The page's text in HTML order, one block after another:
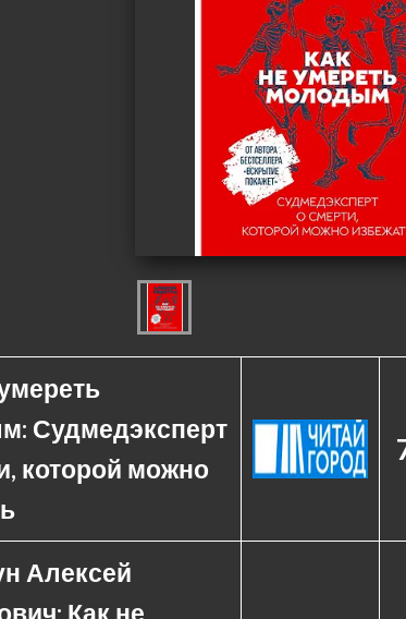
Судмедэксперт
которой можно
Алексей
Как не